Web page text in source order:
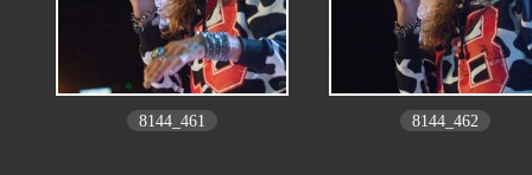
8144_461 8144_462